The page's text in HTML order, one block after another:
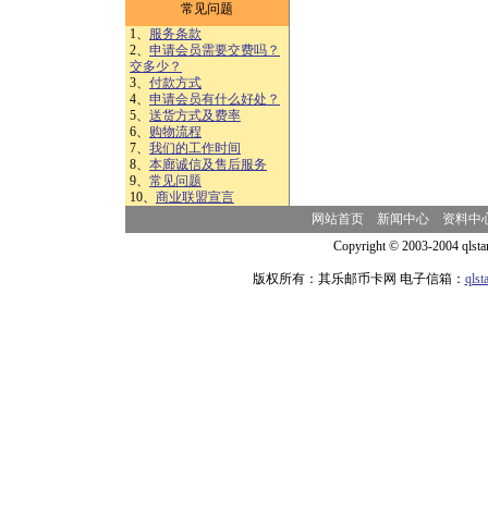
常见问题
1、 服务条款
2、 申请会员需要交费吗？
交多少？
3、 付款方式
4、 申请会员有什么好处？
5、 送货方式及费率
6、 购物流程
7、 我们的工作时间
8、 本廊诚信及售后服务
9、 常见问题
10、 商业联盟宣言
网站首页 新闻中心
资料中
Copyright © 2003-2004
版权所有：其乐邮币卡网 电子信箱：